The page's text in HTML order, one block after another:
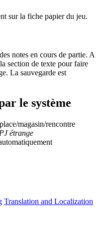
sur la fiche papier du jeu.
notes en cours de partie. A
section de texte pour faire
La sauvegarde est
le système
magasin/rencontre
PJ étrange
Translation and Localization